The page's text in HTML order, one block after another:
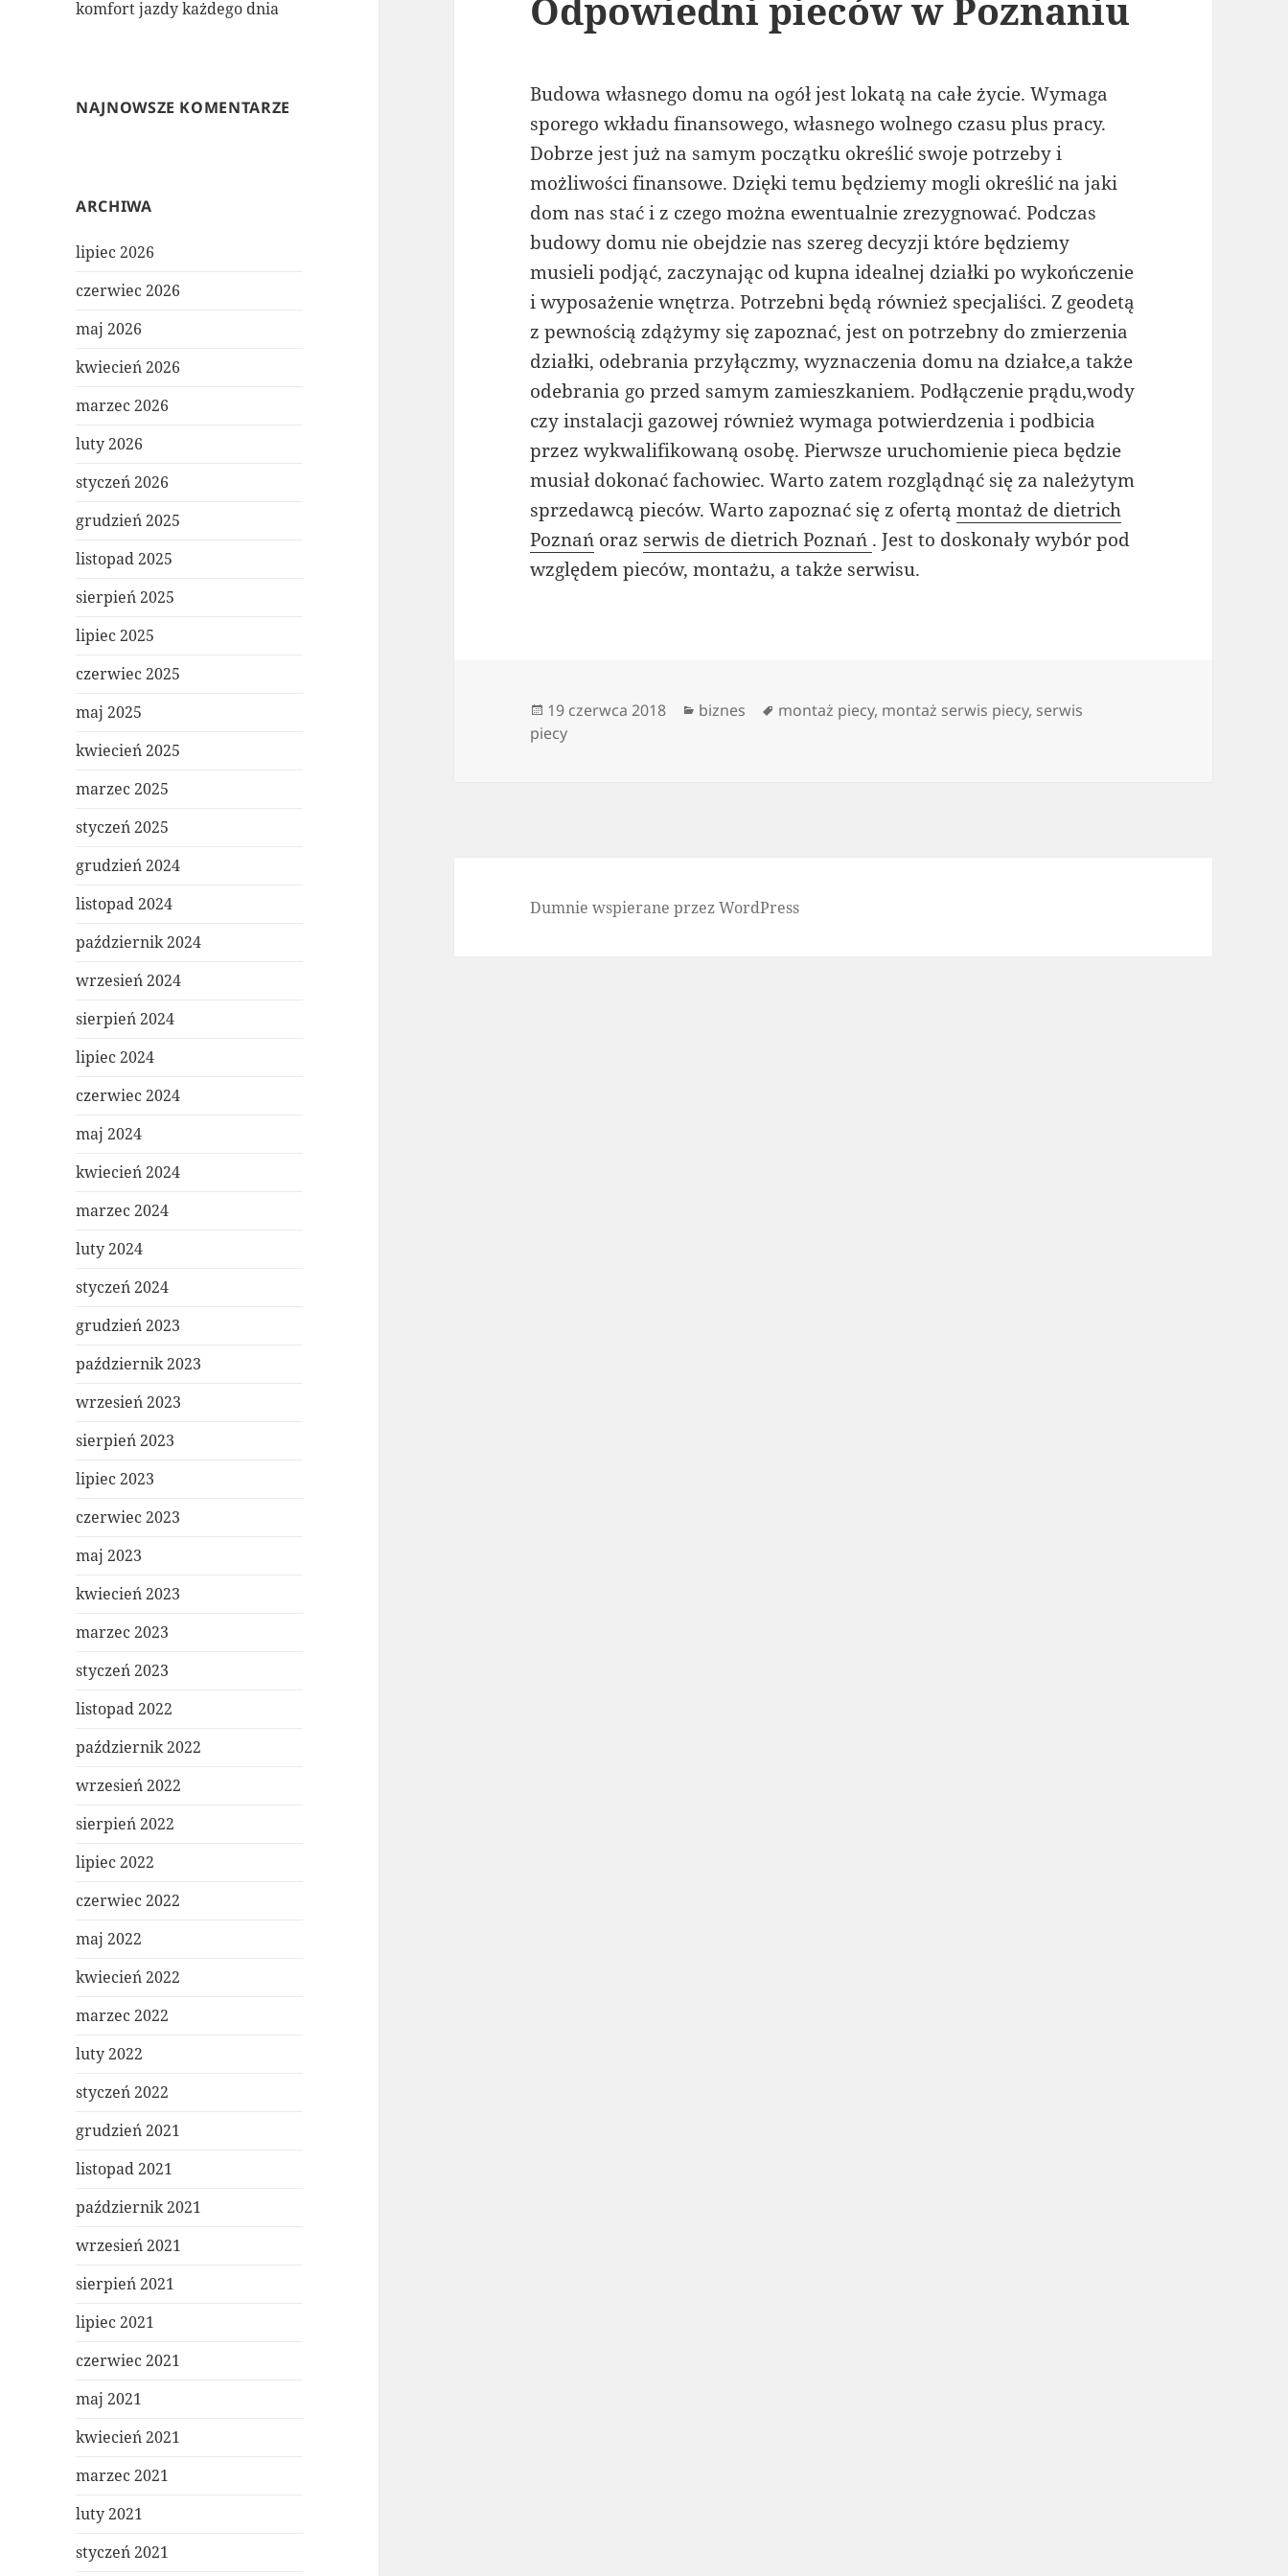
komfort jazdy każdego dnia
NAJNOWSZE KOMENTARZE
ARCHIWA
lipiec 2026
czerwiec 2026
maj 2026
kwiecień 2026
marzec 2026
luty 2026
styczeń 2026
grudzień 2025
listopad 2025
sierpień 2025
lipiec 2025
czerwiec 2025
maj 2025
kwiecień 2025
marzec 2025
styczeń 2025
grudzień 2024
listopad 2024
październik 2024
wrzesień 2024
sierpień 2024
lipiec 2024
czerwiec 2024
maj 2024
kwiecień 2024
marzec 2024
luty 2024
styczeń 2024
grudzień 2023
październik 2023
wrzesień 2023
sierpień 2023
lipiec 2023
czerwiec 2023
maj 2023
kwiecień 2023
marzec 2023
styczeń 2023
listopad 2022
październik 2022
wrzesień 2022
sierpień 2022
lipiec 2022
czerwiec 2022
maj 2022
kwiecień 2022
marzec 2022
luty 2022
styczeń 2022
grudzień 2021
listopad 2021
październik 2021
wrzesień 2021
sierpień 2021
lipiec 2021
czerwiec 2021
maj 2021
kwiecień 2021
marzec 2021
luty 2021
styczeń 2021
Odpowiedni pieców w Poznaniu
Budowa własnego domu na ogół jest lokatą na całe życie. Wymaga
sporego wkładu finansowego, własnego wolnego czasu plus pracy.
Dobrze jest już na samym początku określić swoje potrzeby i
możliwości finansowe. Dzięki temu będziemy mogli określić na jaki
dom nas stać i z czego można ewentualnie zrezygnować. Podczas
budowy domu nie obejdzie nas szereg decyzji które będziemy
musieli podjąć, zaczynając od kupna idealnej działki po wykończenie
i wyposażenie wnętrza. Potrzebni będą również specjaliści. Z geodetą
z pewnością zdążymy się zapoznać, jest on potrzebny do zmierzenia
działki, odebrania przyłączmy, wyznaczenia domu na działce,a także
odebrania go przed samym zamieszkaniem. Podłączenie prądu,wody
czy instalacji gazowej również wymaga potwierdzenia i podbicia
przez wykwalifikowaną osobę. Pierwsze uruchomienie pieca będzie
musiał dokonać fachowiec. Warto zatem rozglądnąć się za należytym
sprzedawcą pieców. Warto zapoznać się z ofertąmontaż de dietrich
Poznań oraz serwis de dietrich Poznań . Jest to doskonały wybór pod
względem pieców, montażu, a także serwisu.
Data
publikacji
19 czerwca 2018 Kategorie
biznes Tagi
montaż piecy, montaż serwis piecy, serwis
piecy
Dumnie wspierane przez WordPress